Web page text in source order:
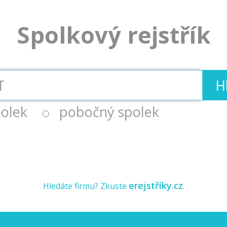
Spolkový rejstřík
pobočný spolek
Hledáte firmu? Zkuste erejstříky.cz.